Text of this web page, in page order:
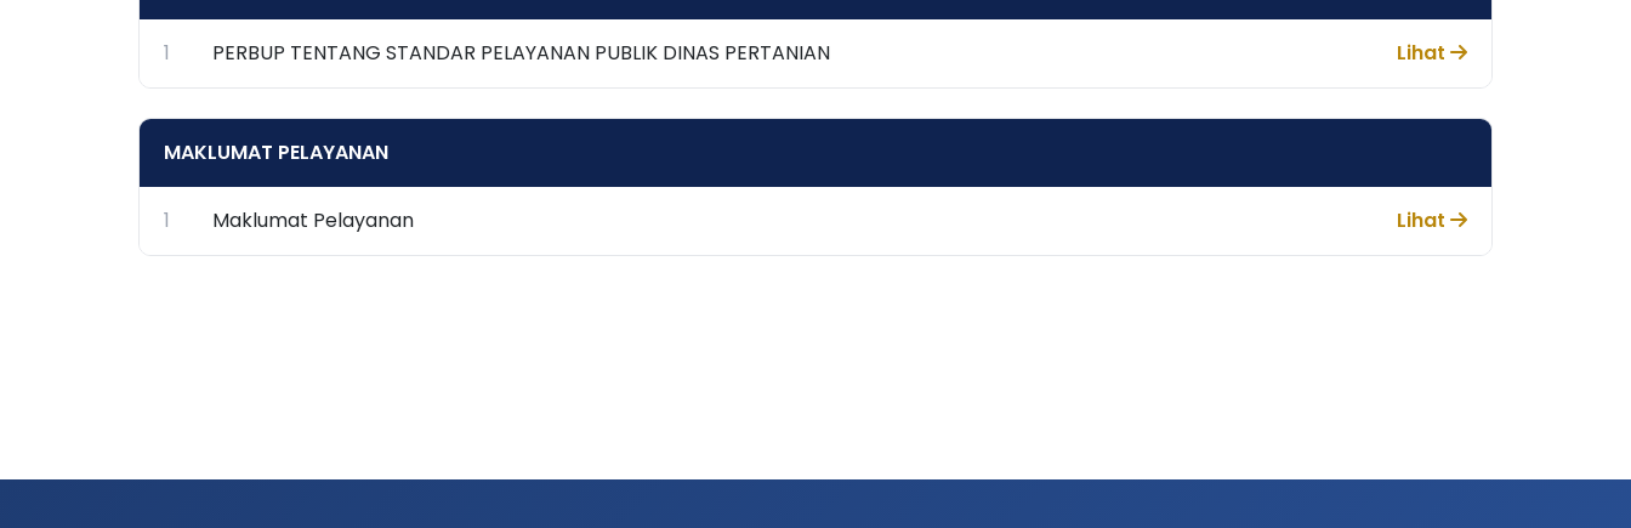
1 PERBUP TENTANG STANDAR PELAYANAN PUBLIK DINAS PERTANIAN Lihat
MAKLUMAT PELAYANAN
1 Maklumat Pelayanan Lihat